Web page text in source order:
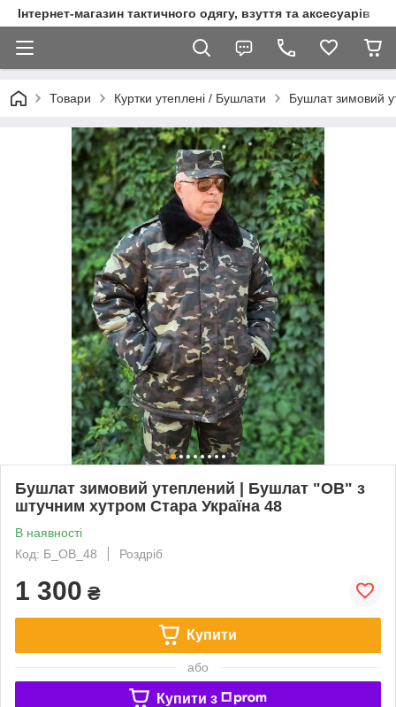
Інтернет-магазин тактичного одягу, взуття та аксесуарів
Товари Куртки утеплені / Бушлати Бушлат зимовий
Бушлат зимовий утеплений | Бушлат "ОВ" з
штучним хутром Стара Україна 48
В наявності
Код: Б_ОВ_48
Роздріб
1 300 ₴
Купити
або
Купити з